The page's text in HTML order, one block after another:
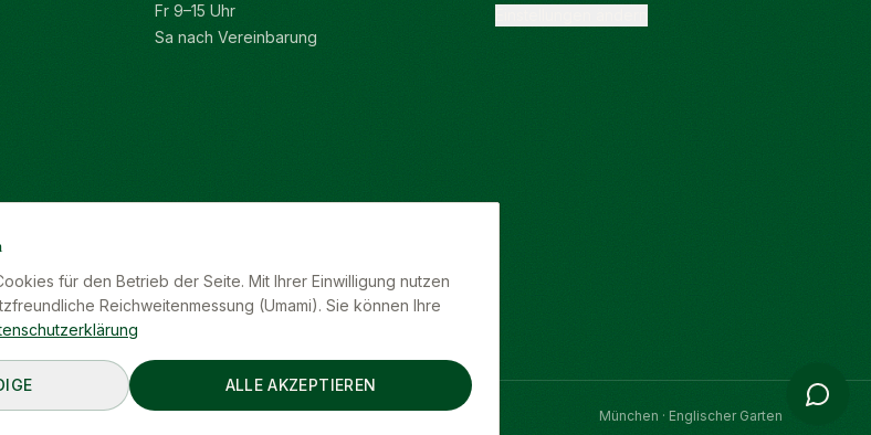
Fr 9–15 Uhr
Sa nach Vereinbarung
München · Englischer Garten
für den Betrieb der Seite. Mit Ihrer Einwilligung nutzen
Reichweitenmessung (Umami). Sie können Ihre
ALLE AKZEPTIEREN